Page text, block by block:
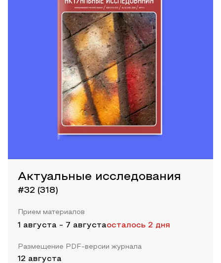
Актуальные исследования
#32 (318)
Прием материалов
1 августа - 7 августаосталось 2 дня
Размещение PDF-версии журнала
12 августа